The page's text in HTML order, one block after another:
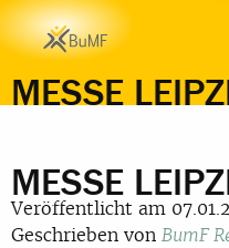
MESSE
MESSE
Veröffentlicht am
Geschrieben von BumF